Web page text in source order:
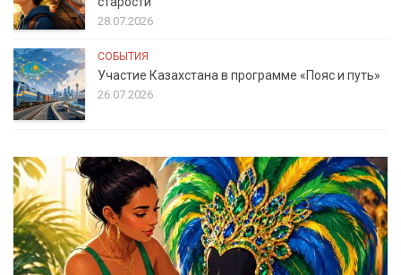
28.07.2026
СОБЫТИЯ
Участие Казахстана в программе «Пояс и путь»
26.07.2026